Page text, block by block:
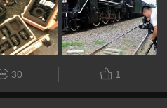
30 1